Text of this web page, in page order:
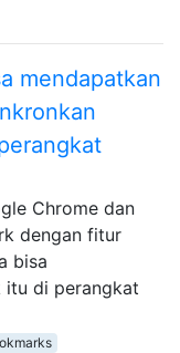
mendapatkan
Chrome dan
dengan fitur
bisa
itu di perangkat